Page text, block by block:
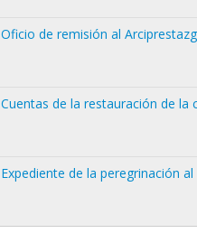
Oficio de remisión al
Cuentas de la restauración de la
Expediente de la peregrinación